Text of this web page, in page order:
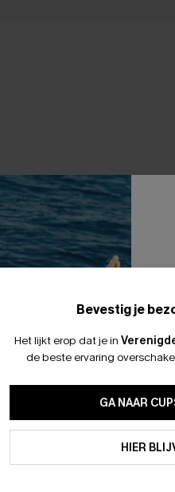
Bevestig je
Het lijkt erop dat je in
de beste ervaring
GA NAAR
HIER